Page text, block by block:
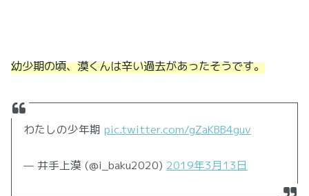
幼少期の頃、漠くんは辛い過去があったそうです。
わたしの少年期pic.twitter.com/gZaKBB4guv
— 井手上漠 (@i_baku2020) 2019年3月13日